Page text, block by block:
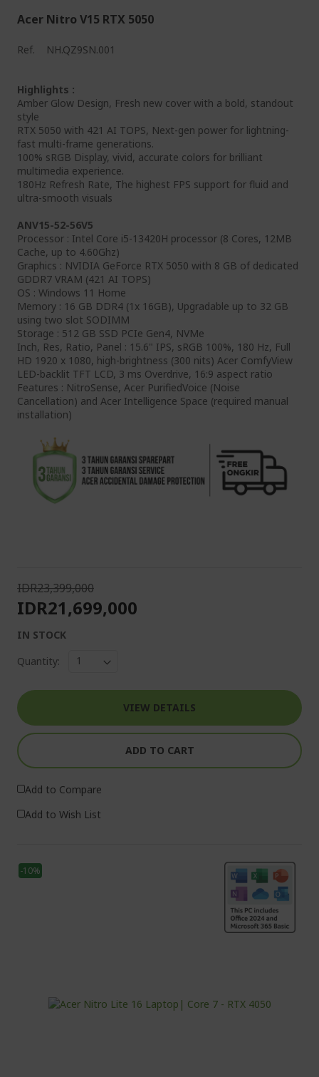
Acer Nitro V15 RTX 5050
Ref. NH.QZ9SN.001
Highlights :
Amber Glow Design, Fresh new cover with a bold, standout
style
RTX 5050 with 421 AI TOPS, Next-gen power for lightning-
fast multi-frame generations.
100% sRGB Display, vivid, accurate colors for brilliant
multimedia experience.
180Hz Refresh Rate, The highest FPS support for fluid and
ultra-smooth visuals
ANV15-52-56V5
Processor : Intel Core i5-13420H processor (8 Cores, 12MB
Cache, up to 4.60Ghz)
Graphics : NVIDIA GeForce RTX 5050 with 8 GB of dedicated
GDDR7 VRAM (421 AI TOPS)
OS : Windows 11 Home
Memory : 16 GB DDR4 (1x 16GB), Upgradable up to 32 GB
using two slot SODIMM
Storage : 512 GB SSD PCIe Gen4, NVMe
Inch, Res, Ratio, Panel : 15.6" IPS, sRGB 100%, 180 Hz, Full
HD 1920 x 1080, high-brightness (300 nits) Acer ComfyView
LED-backlit TFT LCD, 3 ms Overdrive, 16:9 aspect ratio
Features : NitroSense, Acer PurifiedVoice (Noise
Cancellation) and Acer Intelligence Space (required manual
installation)
IDR23,399,000
IDR21,699,000
IN STOCK
Quantity:
VIEW DETAILS
ADD TO CART
Add to Compare
Add to Wish List
-10%